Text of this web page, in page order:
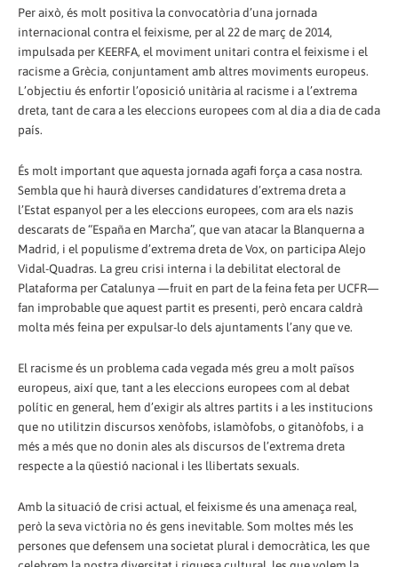
Per això, és molt positiva la convocatòria d’una jornada
internacional contra el feixisme, per al 22 de març de 2014,
impulsada per KEERFA, el moviment unitari contra el feixisme i el
racisme a Grècia, conjuntament amb altres moviments europeus.
L’objectiu és enfortir l’oposició unitària al racisme i a l’extrema
dreta, tant de cara a les eleccions europees com al dia a dia de cada
país.
És molt important que aquesta jornada agafi força a casa nostra.
Sembla que hi haurà diverses candidatures d’extrema dreta a
l’Estat espanyol per a les eleccions europees, com ara els nazis
descarats de “España en Marcha”, que van atacar la Blanquerna a
Madrid, i el populisme d’extrema dreta de Vox, on participa Alejo
Vidal-Quadras. La greu crisi interna i la debilitat electoral de
Plataforma per Catalunya —fruit en part de la feina feta per UCFR—
fan improbable que aquest partit es presenti, però encara caldrà
molta més feina per expulsar-lo dels ajuntaments l’any que ve.
El racisme és un problema cada vegada més greu a molt països
europeus, així que, tant a les eleccions europees com al debat
polític en general, hem d’exigir als altres partits i a les institucions
que no utilitzin discursos xenòfobs, islamòfobs, o gitanòfobs, i a
més a més que no donin ales als discursos de l’extrema dreta
respecte a la qüestió nacional i les llibertats sexuals.
Amb la situació de crisi actual, el feixisme és una amenaça real,
però la seva victòria no és gens inevitable. Som moltes més les
persones que defensem una societat plural i democràtica, les que